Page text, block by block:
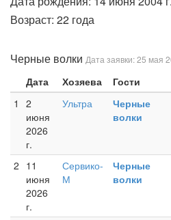
Возраст: 22 года
Черные волки Дата заявки: 25 мая
Дата Хозяева Гости
1
2
июня
2026
г.
Ультра
Черные
волки
2 11
июня
2026
г.
Сервико-
М
Черные
волки